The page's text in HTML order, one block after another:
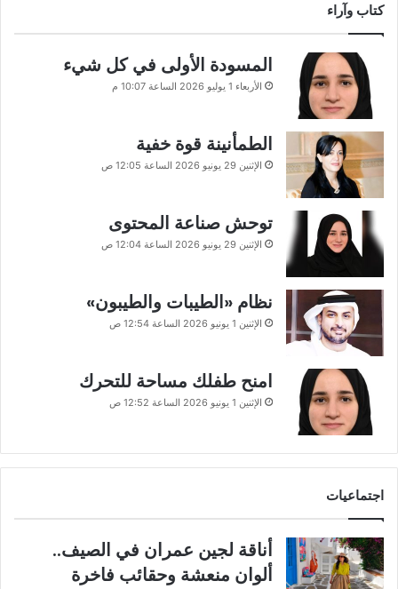
كتاب وآراء
المسودة الأولى في كل شيء
الأربعاء 1 يوليو 2026 الساعة 10:07 م
الطمأنينة قوة خفية
الإثنين 29 يونيو 2026 الساعة 12:05 ص
توحش صناعة المحتوى
الإثنين 29 يونيو 2026 الساعة 12:04 ص
نظام «الطيبات والطيبون»
الإثنين 1 يونيو 2026 الساعة 12:54 ص
امنح طفلك مساحة للتحرك
الإثنين 1 يونيو 2026 الساعة 12:52 ص
اجتماعيات
أناقة لجين عمران في الصيف..
ألوان منعشة وحقائب فاخرة